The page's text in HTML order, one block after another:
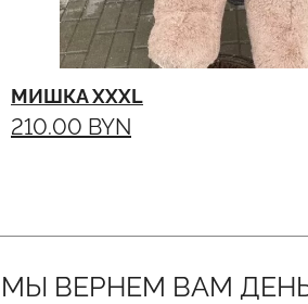
МИШКА XXXL
210.00 BYN
ВАМ ДЕНЬГИ